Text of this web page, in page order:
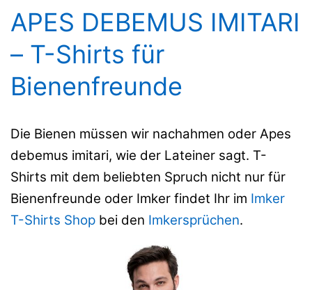
APES DEBEMUS IMITARI
– T-Shirts für
Bienenfreunde
Die Bienen müssen wir nachahmen oder Apes
debemus imitari, wie der Lateiner sagt. T-
Shirts mit dem beliebten Spruch nicht nur für
Bienenfreunde oder Imker findet Ihr im Imker
T-Shirts Shop bei den Imkersprüchen.